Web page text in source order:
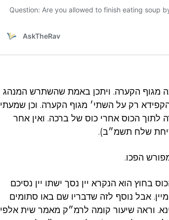
מגוף הקערה. ויתכן באמת שהשתרש המנהג
רק על השתי׳ מגוף הקערה. וכן שמעתי
הכוס אחרי כוס של ברכה. ואין אחר
שלח תשמ״ב).
הפכו.
בחוץ הוא הנקרא יין נסך ישתו יין נסיכם
אבל נוסף לזה שדבריו שם באו סתומים
וראה שיעור קומה לרמ״ק מאמר שית אלפי